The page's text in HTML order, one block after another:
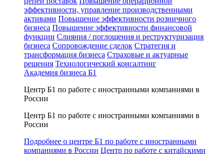
эффективности, управление производственными
активами Повышение эффективности розничного
бизнеса Повышение эффективности финансовой
функции Слияния / поглощения и реструктуризация
бизнеса Сопровождение сделок Стратегия и
трансформация бизнеса Страховые и актуарные
решения Технологический консалтинг
Академия бизнеса Б1
Центр Б1 по работе с иностранными компаниями в
России
Центр Б1 по работе с иностранными компаниями в
России
Подробнее о центре Б1 по работе с иностранными
компаниями в России Центр по работе с китайскими